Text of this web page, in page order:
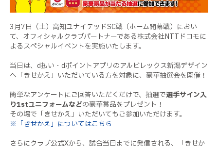
3月7日（土）高知ユナイテッドSC戦（ホーム開幕戦）におい
て、オフィシャルクラブパートナーである株式会社NTTドコモに
よるスペシャルイベントを実施いたします。
当日は、d払い・dポイントアプリのアルビレックス新潟デザイン
へ「きせかえ」いただいている方を対象に、豪華抽選会を開催！
簡単なアンケートにご回答いただくだけで、抽選で選手サイン入
り1stユニフォームなどの豪華賞品をプレゼント！
その場で「きせかえ」いただいてもご参加いただけます。
※「きせかえ」についてはこちら
さらにクラブ公式Xから、試合当日までに発信される、「きせか